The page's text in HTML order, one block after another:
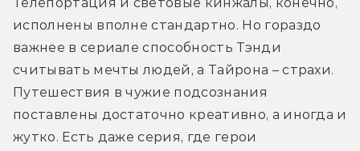
исполнены вполне стандартно. Но гораздо
важнее в сериале способность Тэнди
считывать мечты людей, а Тайрона – страхи.
Путешествия в чужие подсознания
поставлены достаточно креативно, а иногда и
жутко. Есть даже серия, где герои